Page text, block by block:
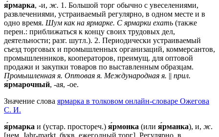
я́рмарка, -и, ж. 1. Большой торг обычно с увеселениями,
развлечениями, устраиваемый регулярно, в одном месте и в
одно время. Шум как на ярмарке. С ярмарки ехать (также
перен.: приближаться к концу своих трудовых дел,
деятельности; разг. шутл.). 2. Периодически устраиваемый
съезд торговых и промышленных организаций, коммерсантов,
промышленников, кооператоров, преимущ. для оптовой
продажи и закупки товаров по выставленным образцам.
Промышленная я. Оптовая я. Международная я. || прил.
я́рмарочный, -ая, -ое.
Значение слова ярмарка в толковом онлайн-словаре Ожегова
C. И.
я́рмарка и (устар. простореч.) я́рмонка (или я́рманка), и, ж.
[нем. Jahr-markt, букв. ежегодный торг]. Регулярно, в